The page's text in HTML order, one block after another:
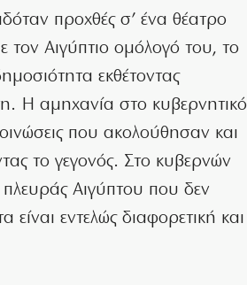
προχθές σ’ ένα θέατρο
τον Αιγύπτιο ομόλογό του, το
εκθέτοντας
Η αμηχανία στο κυβερνητικό
που ακολούθησαν και
το γεγονός. Στο κυβερνών
Αιγύπτου που δεν
εντελώς διαφορετική και